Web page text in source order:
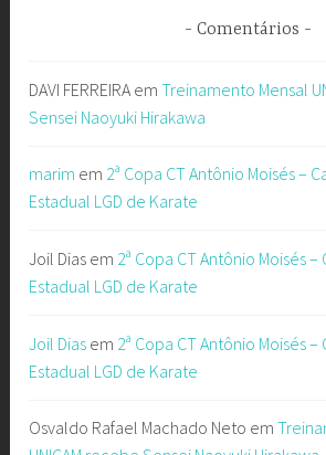
Comentários
DAVI FERREIRA emTreinamento Mensal
Sensei Naoyuki Hirakawa
marim em 2ª Copa CT Antônio Moisés –
Estadual LGD de Karate
Joil Dias em 2ª Copa CT Antônio Moisés
Estadual LGD de Karate
Joil Dias em 2ª Copa CT Antônio Moisés
Estadual LGD de Karate
Osvaldo Rafael Machado Neto em